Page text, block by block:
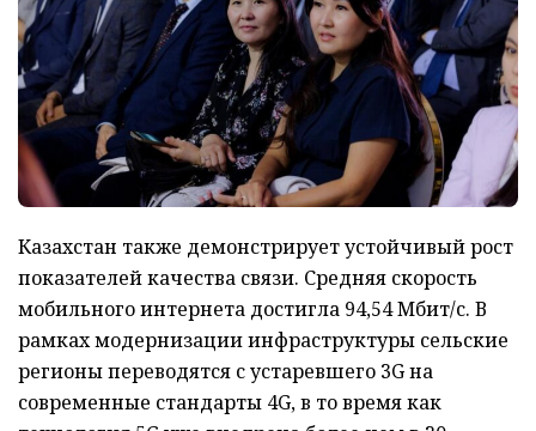
Казахстан также демонстрирует устойчивый рост
показателей качества связи. Средняя скорость
мобильного интернета достигла 94,54 Мбит/с. В
рамках модернизации инфраструктуры сельские
регионы переводятся с устаревшего 3G на
современные стандарты 4G, в то время как